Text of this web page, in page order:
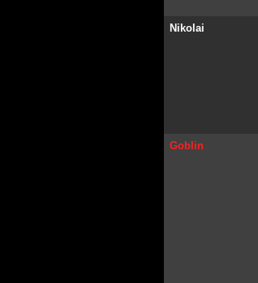
Nikolai
Goblin